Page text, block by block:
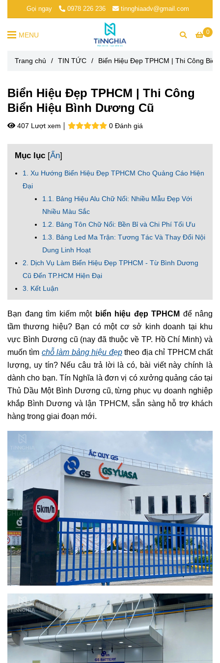
Gọi ngay 0978 226 236 tinnghiaadv@gmail.com
0
MENU
Trang chủ / TIN TỨC / Biển Hiệu Đẹp TPHCM | Thi Công
Biển Hiệu Đẹp TPHCM | Thi Công
Biển Hiệu Bình Dương Cũ
407 Lượt xem 0 Đánh giá
Mục lục [Ẩn]
1. Xu Hướng Biển Hiệu Đẹp TPHCM Cho Quảng Cáo Hiện
Đại
1.1. Bảng Hiệu Alu Chữ Nổi: Nhiều Mẫu Đẹp Với
Nhiều Màu Sắc
1.2. Bảng Tôn Chữ Nổi: Bền Bỉ và Chi Phí Tối Ưu
1.3. Bảng Led Ma Trận: Tương Tác Và Thay Đổi Nội
Dung Linh Hoạt
2. Dịch Vụ Làm Biển Hiệu Đẹp TPHCM - Từ Bình Dương
Cũ Đến TP.HCM Hiện Đại
3. Kết Luận
Bạn đang tìm kiếm một biển hiệu đẹp TPHCM để nâng
tầm thương hiệu? Bạn có một cơ sở kinh doanh tại khu
vực Bình Dương cũ (nay đã thuộc về TP. Hồ Chí Minh) và
muốn tìm chỗ làm bảng hiệu đẹptheo địa chỉ TPHCM chất
lượng, uy tín? Nếu câu trả lời là có, bài viết này chính là
dành cho bạn. Tín Nghĩa là đơn vị có xưởng quảng cáo tại
Thủ Dầu Một Bình Dương cũ, từng phục vụ doanh nghiệp
khắp Bình Dương và lận TPHCM, sẵn sàng hỗ trợ khách
hàng trong giai đoạn mới.